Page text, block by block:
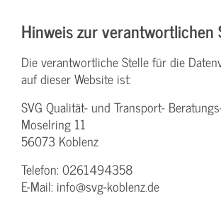
Hinweis zur verantwortlichen
Die verantwortliche Stelle für die
auf dieser Website ist:
SVG Qualität- und Transport-
Moselring 11
56073 Koblenz
Telefon: 0261494358
E-Mail: info@svg-koblenz.de